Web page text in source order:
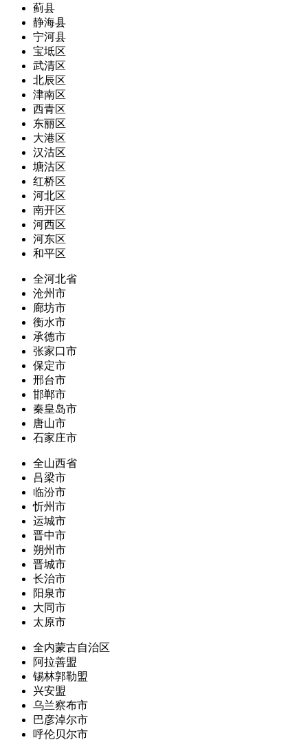
蓟县
静海县
宁河县
宝坻区
武清区
北辰区
津南区
西青区
东丽区
大港区
汉沽区
塘沽区
红桥区
河北区
南开区
河西区
河东区
和平区
全河北省
沧州市
廊坊市
衡水市
承德市
张家口市
保定市
邢台市
邯郸市
秦皇岛市
唐山市
石家庄市
全山西省
吕梁市
临汾市
忻州市
运城市
晋中市
朔州市
晋城市
长治市
阳泉市
大同市
太原市
全内蒙古自治区
阿拉善盟
锡林郭勒盟
兴安盟
乌兰察布市
巴彦淖尔市
呼伦贝尔市